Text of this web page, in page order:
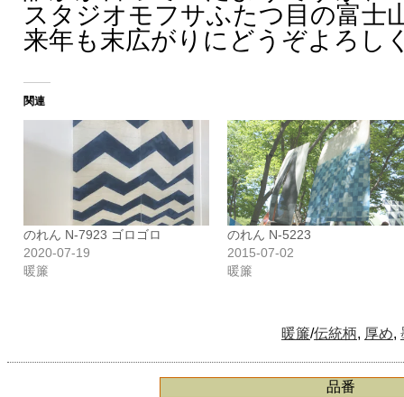
スタジオモフサふたつ目の富士
来年も末広がりにどうぞよろし
関連
のれん N-7923 ゴロゴロ
2020-07-19
暖簾
のれん N-5223
2015-07-02
暖簾
暖簾/伝統柄, 厚め,
品番